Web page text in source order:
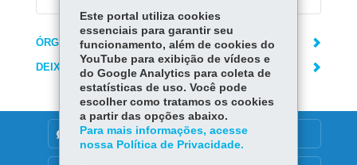
ÓRGÃO RESPONSÁVEL
DEIXE SUA OPINIÃO
DENUNCIE CORRUPÇÃO
Este portal utiliza cookies
essenciais para garantir seu
funcionamento, além de cookies do
YouTube para exibição de vídeos e
do Google Analytics para coleta de
estatísticas de uso. Você pode
escolher como tratamos os cookies
a partir das opções abaixo.
Para mais informações, acesse
nossa Política de Privacidade.